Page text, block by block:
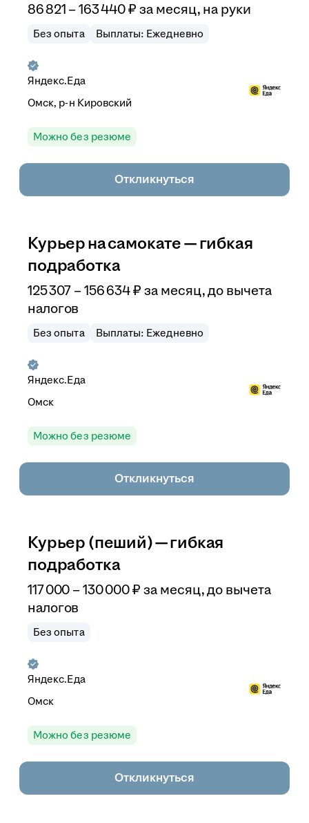
86 821 –163 440₽ за месяц, на руки
Без опыта Выплаты: Ежедневно
Яндекс.Еда
Омск, р-н Кировский
Можно без резюме
Откликнуться
Курьер на самокате — гибкая
подработка
125 307 –156 634₽ за месяц,до вычета
налогов
Без опыта Выплаты: Ежедневно
Яндекс.Еда
Омск
Можно без резюме
Откликнуться
Курьер (пеший) — гибкая
подработка
117 000 –130 000₽ за месяц,до вычета
налогов
Без опыта
Яндекс.Еда
Омск
Можно без резюме
Откликнуться